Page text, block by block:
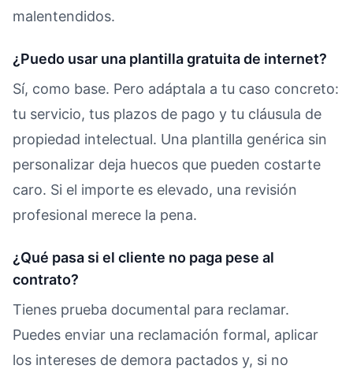
malentendidos.
¿Puedo usar una plantilla gratuita de internet?
Sí, como base. Pero adáptala a tu caso concreto:
tu servicio, tus plazos de pago y tu cláusula de
propiedad intelectual. Una plantilla genérica sin
personalizar deja huecos que pueden costarte
caro. Si el importe es elevado, una revisión
profesional merece la pena.
¿Qué pasa si el cliente no paga pese al
contrato?
Tienes prueba documental para reclamar.
Puedes enviar una reclamación formal, aplicar
los intereses de demora pactados y, si no